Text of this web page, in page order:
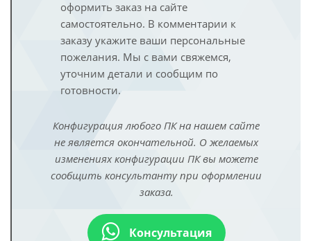
оформить заказ на сайте
самостоятельно. В комментарии к
заказу укажите ваши персональные
пожелания. Мы с вами свяжемся,
уточним детали и сообщим по
готовности.
Конфигурация любого ПК на нашем сайте
не является окончательной. О желаемых
изменениях конфигурации ПК вы можете
сообщить консультанту при оформлении
заказа.
Консультация